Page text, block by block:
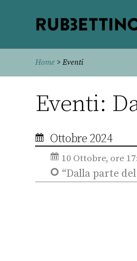
Home > Eventi
Eventi:
Ottobre 2024
10 Ottobre, ore
“Dalla parte